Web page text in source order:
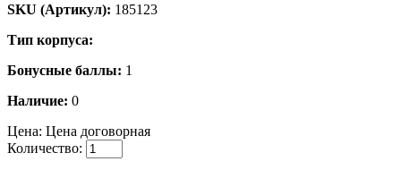
SKU (Артикул): 185123
Тип корпуса:
Бонусные баллы: 1
Наличие: 0
Цена: Цена договорная
Количество: